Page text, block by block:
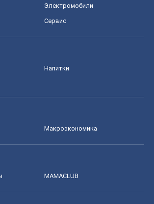
Электромобили
Сервис
Напитки
Mакроэкономика
MAMACLUB